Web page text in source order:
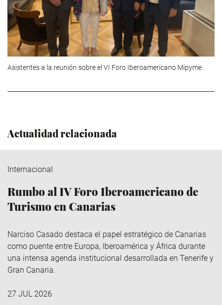
Asistentes a la reunión sobre el VI Foro Iberoamericano Mipyme
Actualidad relacionada
Internacional
Rumbo al IV Foro Iberoamericano de
Turismo en Canarias
Narciso Casado destaca el papel estratégico de Canarias
como puente entre Europa, Iberoamérica y África durante
una intensa agenda institucional desarrollada en Tenerife y
Gran Canaria.
27 JUL 2026